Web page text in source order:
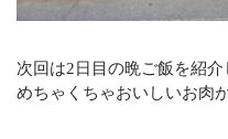
次回は2日目の晩ご飯を紹介
めちゃくちゃおいしいお肉